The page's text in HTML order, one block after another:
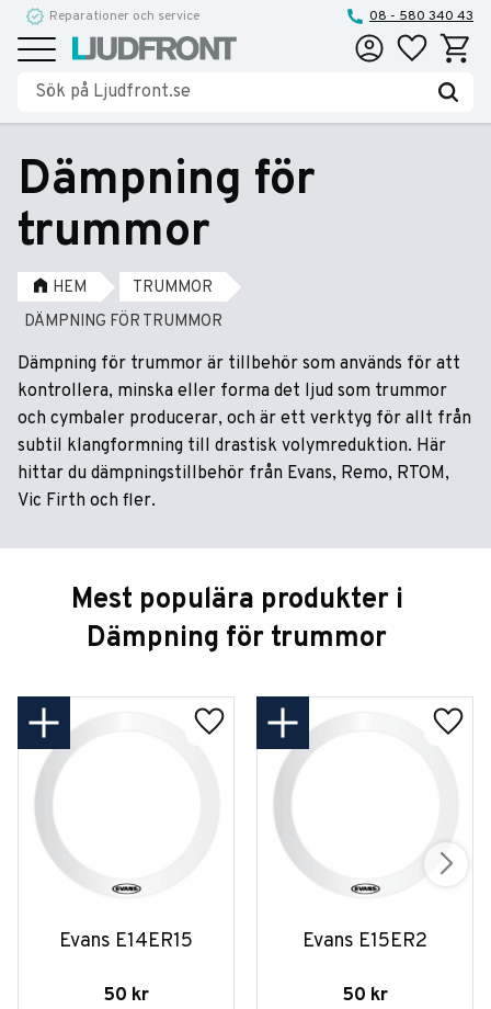
Meny
Reparationer och service 08 - 580 340 43
Favoriter
Dämpning för
trummor
HEM
TRUMMOR
DÄMPNING FÖR TRUMMOR
Dämpning för trummor är tillbehör som används för att
kontrollera, minska eller forma det ljud som trummor
och cymbaler producerar, och är ett verktyg för allt från
subtil klangformning till drastisk volymreduktion. Här
hittar du dämpningstillbehör från Evans, Remo, RTOM,
Vic Firth och fler.
Mest populära produkter i
Dämpning för trummor
Evans E14ER15
50 kr
Evans E15ER2
50 kr